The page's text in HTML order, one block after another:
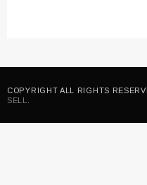
COPYRIGHT ALL RIGHTS
SELL